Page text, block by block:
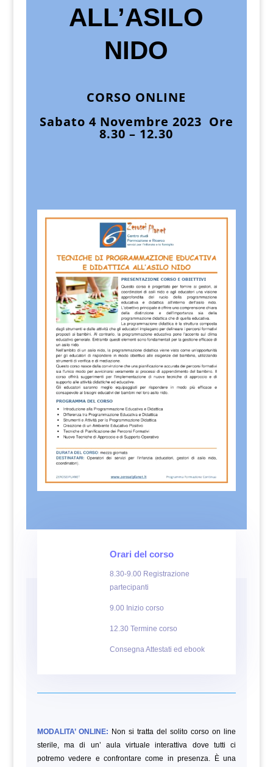
ALL’ASILO
NIDO
CORSO ONLINE
Sabato 4 Novembre 2023 Ore
8.30 – 12.30
Orari del corso
8.30-9.00 Registrazione
partecipanti
9.00 Inizio corso
12.30 Termine corso
Consegna Attestati ed ebook
MODALITA’ ONLINE: Non si tratta del solito corso on line
sterile, ma di un’ aula virtuale interattiva dove tutti ci
potremo vedere e confrontare come in presenza. È una